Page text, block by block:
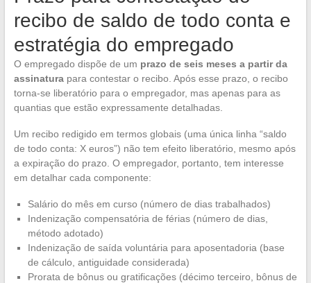
recibo de saldo de todo conta e
estratégia do empregado
O empregado dispõe de um prazo de seis meses a partir da
assinaturapara contestar o recibo. Após esse prazo, o recibo
torna-se liberatório para o empregador, mas apenas para as
quantias que estão expressamente detalhadas.
Um recibo redigido em termos globais (uma única linha “saldo
de todo conta: X euros”) não tem efeito liberatório, mesmo após
a expiração do prazo. O empregador, portanto, tem interesse
em detalhar cada componente:
Salário do mês em curso (número de dias trabalhados)
Indenização compensatória de férias (número de dias,
método adotado)
Indenização de saída voluntária para aposentadoria (base
de cálculo, antiguidade considerada)
Prorata de bônus ou gratificações (décimo terceiro, bônus de